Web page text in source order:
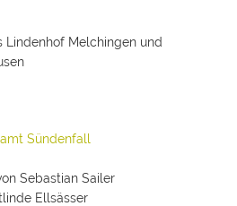
Lindenhof Melchingen und
Sündenfall
Sebastian Sailer
Ellsässer